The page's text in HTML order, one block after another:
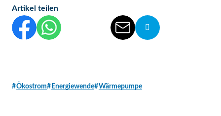
Artikel teilen
Diesen Beitrag auf Facebook teilen
Diesen Beitrag auf WhatsApp teilen
Diesen Beitrag auf Threads teilen
Diesen Beitrag auf linkedIn teilen
Diesen Beitrag per E-Mail
Die Url von diesem
Ökostrom Energiewende Wärmepumpe